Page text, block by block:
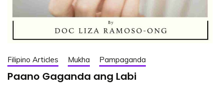
Filipino Articles Mukha Pampaganda
Paano Gaganda ang Labi